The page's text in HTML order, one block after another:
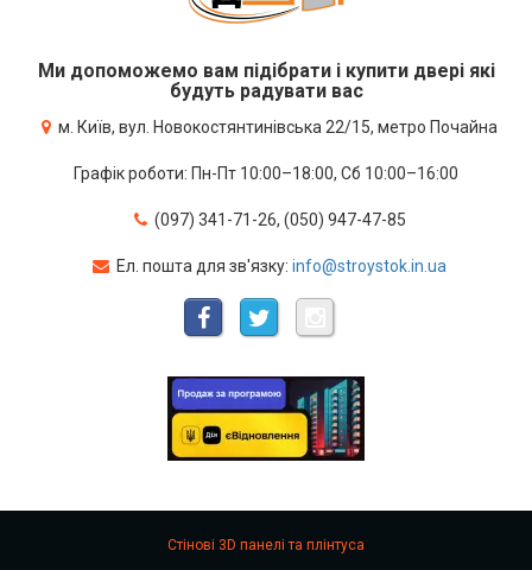
Ми допоможемо вам підібрати і купити двері які
будуть радувати вас
м. Київ, вул. Новокостянтинівська 22/15, метро Почайна
Графік роботи: Пн-Пт 10:00–18:00, Сб 10:00–16:00
(097) 341-71-26, (050) 947-47-85
Ел. пошта для зв'язку: info@stroystok.in.ua
Стінові 3D панелі та плінтуса